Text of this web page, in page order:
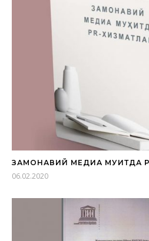
ЗАМОНАВИЙ МЕДИА МУҲИТДА
06.02.2020